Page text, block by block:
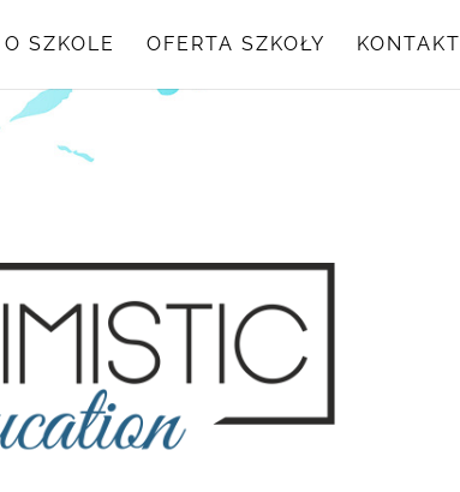
O SZKOLE OFERTA SZKOŁY KONTAKT